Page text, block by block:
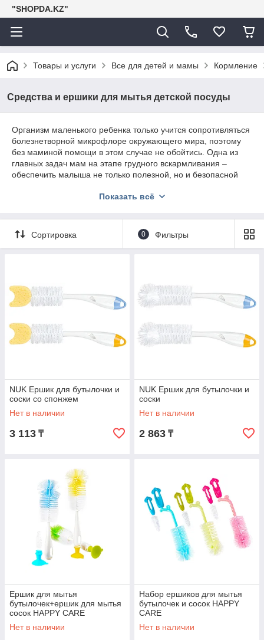
"SHOPDA.KZ"
Товары и услуги Все для детей и мамы Кормление
Средства и ершики для мытья детской посуды
Организм маленького ребенка только учится сопротивляться
болезнетворной микрофлоре окружающего мира, поэтому
без маминой помощи в этом случае не обойтись. Одна из
главных задач мам на этапе грудного вскармливания –
обеспечить малыша не только полезной, но и безопасной
мер кроме личной гигиены мамы не требуется, однако если
специальных мер по уходу за посудой не обойтись.
Показать всё
Сортировка 0 Фильтры
NUK Ершик для бутылочки и
соски со спонжем
Нет в наличии
3 113 ₸
NUK Ершик для бутылочки и
соски
Нет в наличии
2 863 ₸
Ершик для мытья
бутылочек+ершик для мытья
сосок HAPPY CARE
Нет в наличии
Набор ершиков для мытья
бутылочек и сосок HAPPY
CARE
Нет в наличии